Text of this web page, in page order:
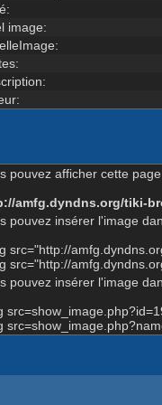
image:
pouvez afficher cette
amfg.dyndns.org/tiki-
pouvez insérer l'image
src="http://
src="http://
pouvez insérer l'image